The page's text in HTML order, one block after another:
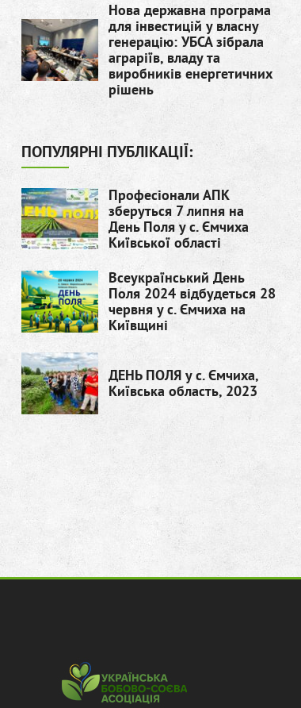
Нова державна програма
для інвестицій у власну
генерацію: УБСА зібрала
аграріїв, владу та
виробників енергетичних
рішень
ПОПУЛЯРНІ ПУБЛІКАЦІЇ:
Професіонали АПК
зберуться 7 липня на
День Поля у с. Ємчиха
Київської області
Всеукраїнський День
Поля 2024 відбудеться 28
червня у с. Ємчиха на
Київщині
ДЕНЬ ПОЛЯ у с. Ємчиха,
Київська область, 2023